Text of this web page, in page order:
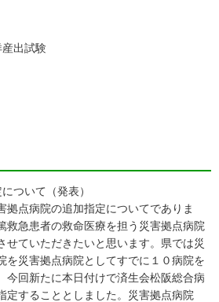
出試験
ついて（発表）
拠点病院の追加指定についてでありま
救急患者の救命医療を担う災害拠点病院
せていただきたいと思います。県では災
を災害拠点病院としてすでに１０病院を
今回新たに本日付けで済生会松阪総合病
定することとしました。災害拠点病院